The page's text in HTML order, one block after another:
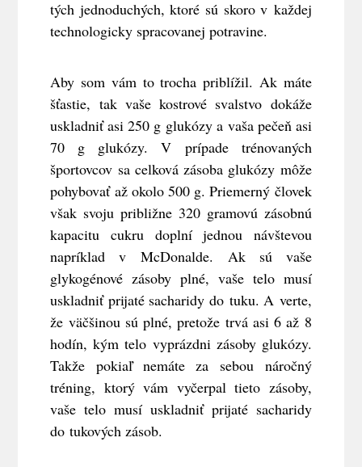
tých jednoduchých, ktoré sú skoro v každej
technologicky spracovanej potravine.
Aby som vám to trocha priblížil. Ak máte
šťastie, tak vaše kostrové svalstvo dokáže
uskladniť asi 250 g glukózy a vaša pečeň asi
70 g glukózy. V prípade trénovaných
športovcov sa celková zásoba glukózy môže
pohybovať až okolo 500 g. Priemerný človek
však svoju približne 320 gramovú zásobnú
kapacitu cukru doplní jednou návštevou
napríklad v McDonalde. Ak sú vaše
glykogénové zásoby plné, vaše telo musí
uskladniť prijaté sacharidy do tuku. A verte,
že väčšinou sú plné, pretože trvá asi 6 až 8
hodín, kým telo vyprázdni zásoby glukózy.
Takže pokiaľ nemáte za sebou náročný
tréning, ktorý vám vyčerpal tieto zásoby,
vaše telo musí uskladniť prijaté sacharidy
do tukových zásob.